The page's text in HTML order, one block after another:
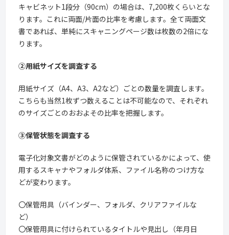
キャビネット1段分（90cm）の場合は、7,200枚くらいとな
ります。これに両面/片面の比率を考慮します。全て両面文
書であれば、単純にスキャニングページ数は枚数の2倍にな
ります。
②用紙サイズを調査する
用紙サイズ（A4、A3、A2など）ごとの数量を調査します。
こちらも当然1枚ずつ数えることは不可能なので、それぞれ
のサイズごとのおおよその比率を把握します。
③保管状態を調査する
電子化対象文書がどのように保管されているかによって、使
用するスキャナやフォルダ体系、ファイル名称のつけ方な
どが変わります。
〇保管用具（バインダー、フォルダ、クリアファイルな
ど）
〇保管用具に付けられているタイトルや見出し（年月日